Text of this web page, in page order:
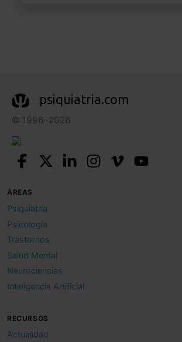
psiquiatria.com
© 1996–2026
ÁREAS
Psiquiatría
Psicología
Trastornos
Salud Mental
Neurociencias
Inteligencia Artificial
RECURSOS
Actualidad